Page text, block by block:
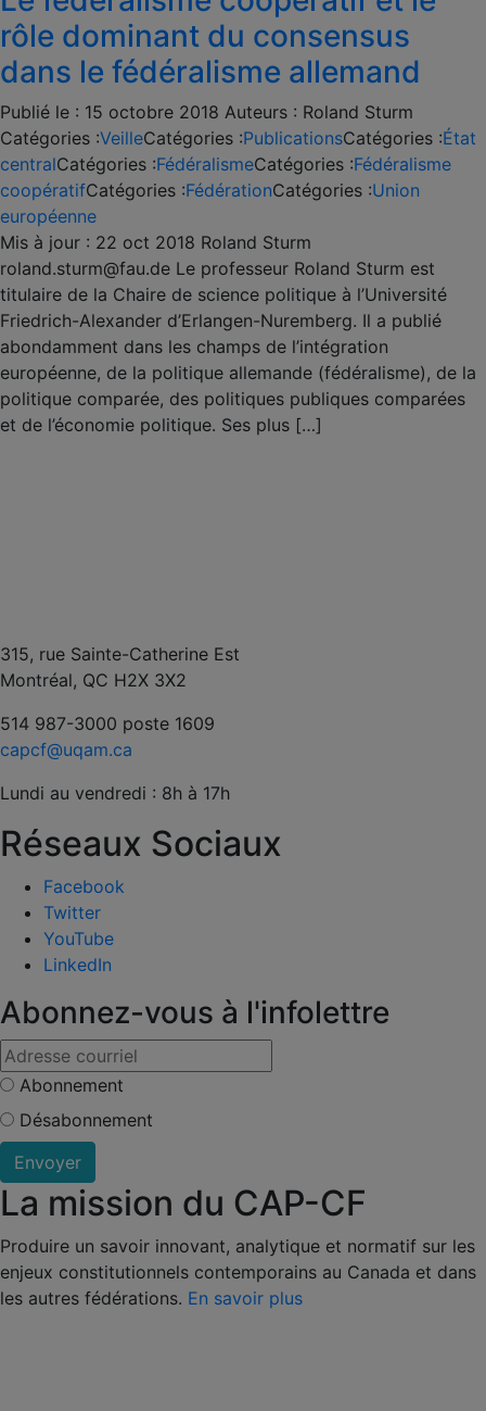
rôle dominant du consensus
dans le fédéralisme allemand
Publié le : 15 octobre 2018 Auteurs : Roland Sturm
Catégories :VeilleCatégories :PublicationsCatégories :État
centralCatégories :FédéralismeCatégories :Fédéralisme
coopératifCatégories :FédérationCatégories :Union
européenne
Mis à jour : 22 oct 2018 Roland Sturm
roland.sturm@fau.de Le professeur Roland Sturm est
titulaire de la Chaire de science politique à l’Université
Friedrich-Alexander d’Erlangen-Nuremberg. Il a publié
abondamment dans les champs de l’intégration
européenne, de la politique allemande (fédéralisme), de la
politique comparée, des politiques publiques comparées
et de l’économie politique. Ses plus […]
315, rue Sainte-Catherine Est
Montréal, QC H2X 3X2
514 987-3000 poste 1609
capcf@uqam.ca
Lundi au vendredi : 8h à 17h
Réseaux Sociaux
Facebook
Twitter
YouTube
LinkedIn
Abonnez-vous à l'infolettre
Abonnement
Désabonnement
La mission du CAP-CF
Produire un savoir innovant, analytique et normatif sur les
enjeux constitutionnels contemporains au Canada et dans
les autres fédérations. En savoir plus